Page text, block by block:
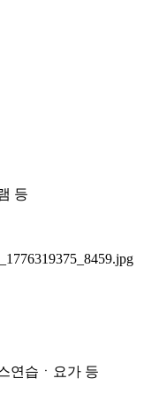
등
연습ㆍ요가 등